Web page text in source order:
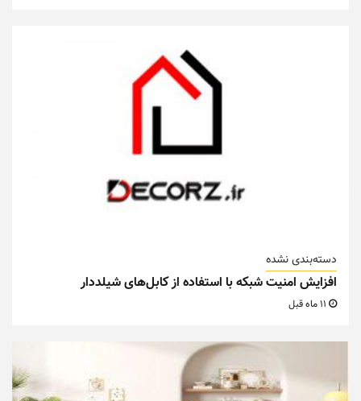
دسته‌بندی نشده
افزایش امنیت شبکه با استفاده از کابل‌های شیلددار